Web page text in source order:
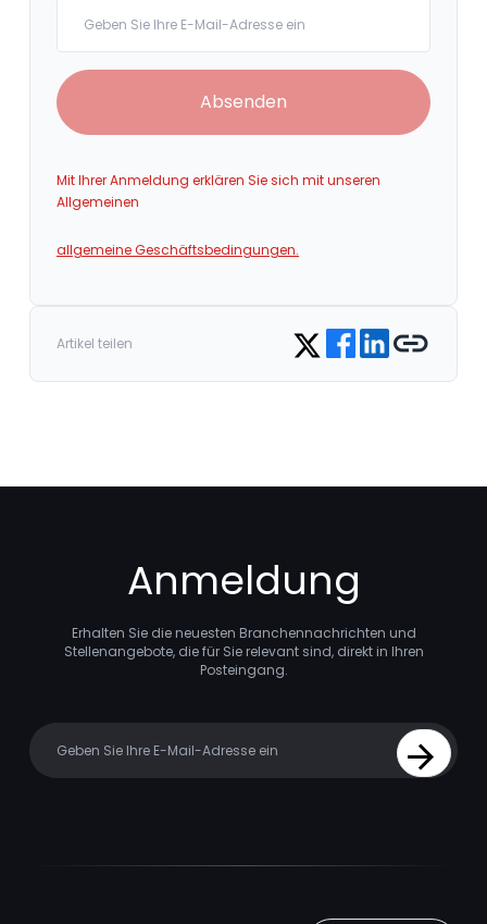
Absenden
Mit Ihrer Anmeldung erklären Sie sich mit unseren
Allgemeinen
allgemeine Geschäftsbedingungen.
Artikel teilen Share on Twitter
Share on Facebook
Share on LinkedIn
Copy link
Anmeldung
Erhalten Sie die neuesten Branchennachrichten und
Stellenangebote, die für Sie relevant sind, direkt in Ihren
Posteingang.
Sign Up